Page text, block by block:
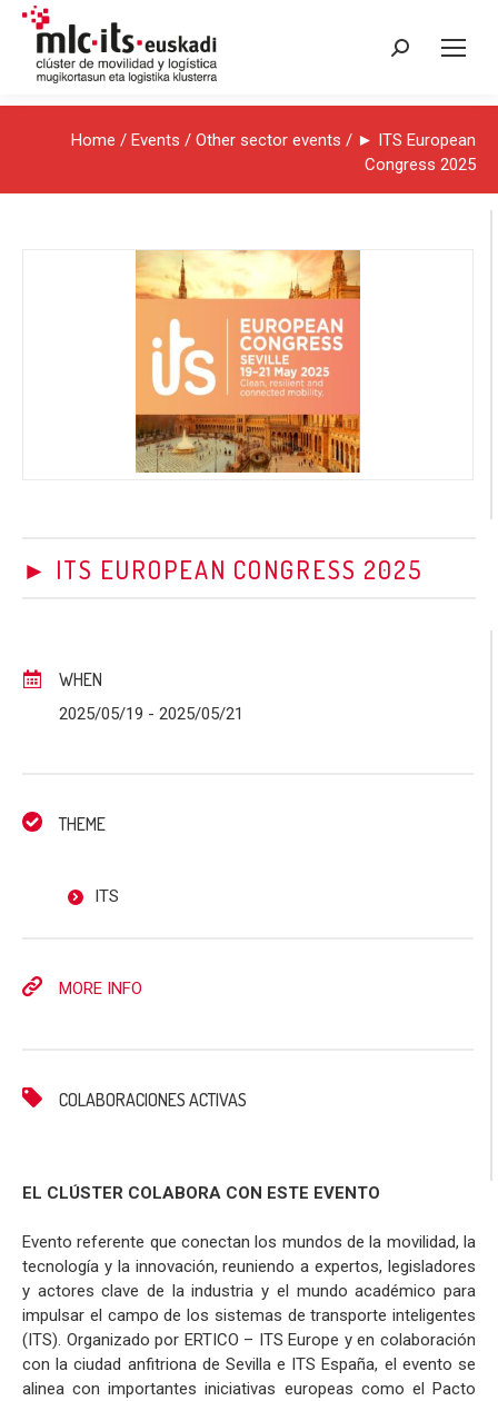
Search:
Home / Events / Other sector events / ► ITS European
Congress 2025
► ITS EUROPEAN CONGRESS 2025
WHEN
2025/05/19 - 2025/05/21
THEME
ITS
MORE INFO
COLABORACIONES ACTIVAS
EL CLÚSTER COLABORA CON ESTE EVENTO
Evento referente que conectan los mundos de la movilidad, la
tecnología y la innovación, reuniendo a expertos, legisladores
y actores clave de la industria y el mundo académico para
impulsar el campo de los sistemas de transporte inteligentes
(ITS). Organizado por ERTICO – ITS Europe y en colaboración
con la ciudad anfitriona de Sevilla e ITS España, el evento se
alinea con importantes iniciativas europeas como el Pacto